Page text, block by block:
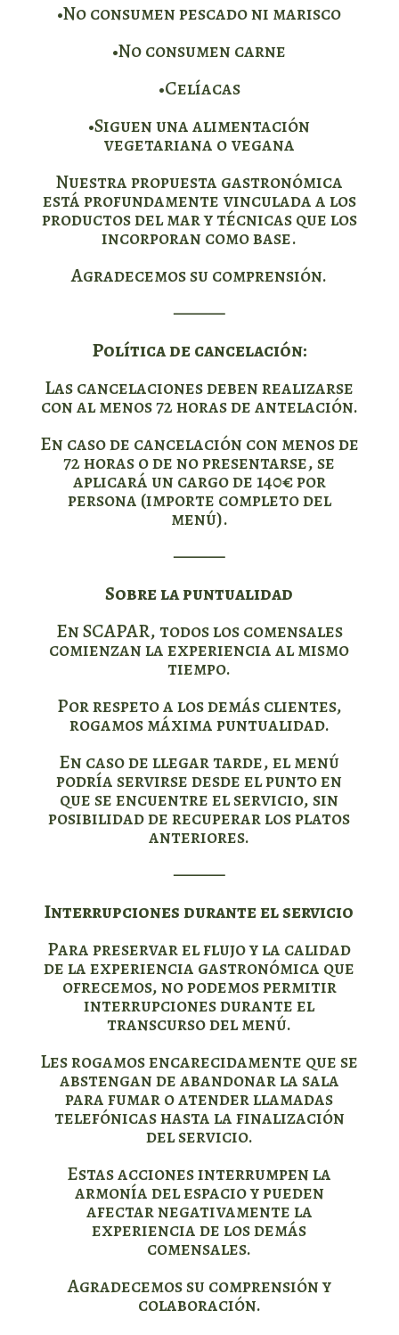
•No consumen pescado ni marisco
•No consumen carne
•Celíacas
•Siguen una alimentación
vegetariana o vegana
Nuestra propuesta gastronómica
está profundamente vinculada a los
productos del mar y técnicas que los
incorporan como base.
Agradecemos su comprensión.
⸻
Política de cancelación:
Las cancelaciones deben realizarse
con al menos 72 horas de antelación.
En caso de cancelación con menos de
72 horas o de no presentarse, se
aplicará un cargo de 140€ por
persona (importe completo del
menú).
⸻
Sobre la puntualidad
En SCAPAR, todos los comensales
comienzan la experiencia al mismo
tiempo.
Por respeto a los demás clientes,
rogamos máxima puntualidad.
En caso de llegar tarde, el menú
podría servirse desde el punto en
que se encuentre el servicio, sin
posibilidad de recuperar los platos
anteriores.
⸻
Interrupciones durante el servicio
Para preservar el flujo y la calidad
de la experiencia gastronómica que
ofrecemos, no podemos permitir
interrupciones durante el
transcurso del menú.
Les rogamos encarecidamente que se
abstengan de abandonar la sala
para fumar o atender llamadas
telefónicas hasta la finalización
del servicio.
Estas acciones interrumpen la
armonía del espacio y pueden
afectar negativamente la
experiencia de los demás
comensales.
Agradecemos su comprensión y
colaboración.